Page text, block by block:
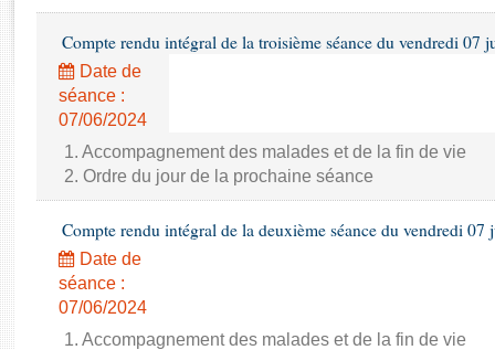
Baromètre de l’application des lois
Dossiers législatifs
Budget et sécurité sociale
Questions écrites et orales
Comptes rendus des débats
Compte rendu intégral de la troisième séance du vendredi 07
Date de
séance :
07/06/2024
1. Accompagnement des malades et de la fin de vie
2. Ordre du jour de la prochaine séance
Compte rendu intégral de la deuxième séance du vendredi 07
Date de
séance :
07/06/2024
1. Accompagnement des malades et de la fin de vie